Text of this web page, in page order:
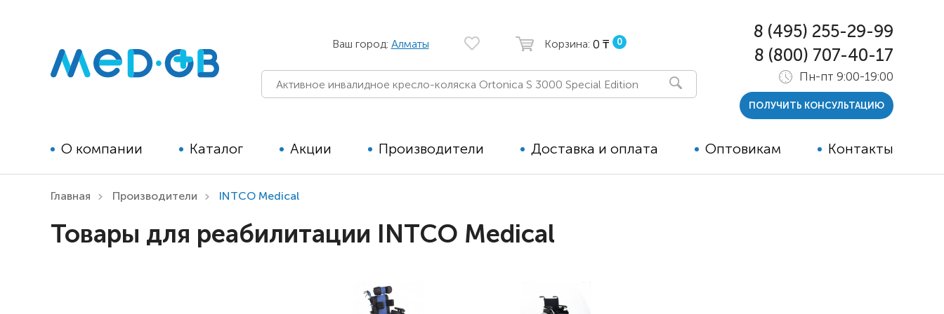
Ваш город: Алматы Корзина: 0 ₸ 0
О компании Каталог
реабилитации для детей
Коляски для детей с ДЦП
Детские вертикализаторы
Акции Производители Доставка и оплата Оптовикам Контакты
8 (495) 255-29-99
8 (800) 707-40-17
Пн-пт 9:00-19:00
ПОЛУЧИТЬ КОНСУЛЬТАЦИЮ
Главная Производители INTCO Medical
Товары для реабилитации INTCO Medical